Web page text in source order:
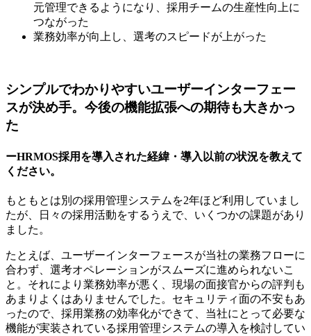
元管理できるようになり、採用チームの生産性向上に
つながった
業務効率が向上し、選考のスピードが上がった
シンプルでわかりやすいユーザーインターフェー
スが決め手。今後の機能拡張への期待も大きかっ
た
ーHRMOS採用を導入された経緯・導入以前の状況を教えて
ください。
もともとは別の採用管理システムを2年ほど利用していまし
たが、日々の採用活動をするうえで、いくつかの課題があり
ました。
たとえば、ユーザーインターフェースが当社の業務フローに
合わず、選考オペレーションがスムーズに進められないこ
と。それにより業務効率が悪く、現場の面接官からの評判も
あまりよくはありませんでした。セキュリティ面の不安もあ
ったので、採用業務の効率化ができて、当社にとって必要な
機能が実装されている採用管理システムの導入を検討してい